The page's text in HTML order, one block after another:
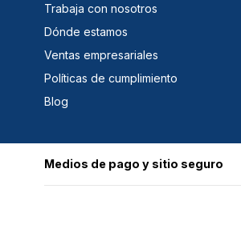
Trabaja con nosotros
Dónde estamos
Ventas empresariales
Políticas de cumplimiento
Blog
Medios de pago y sitio seguro